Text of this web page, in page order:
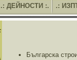
.: ДЕЙНОСТИ :. .:
Българска